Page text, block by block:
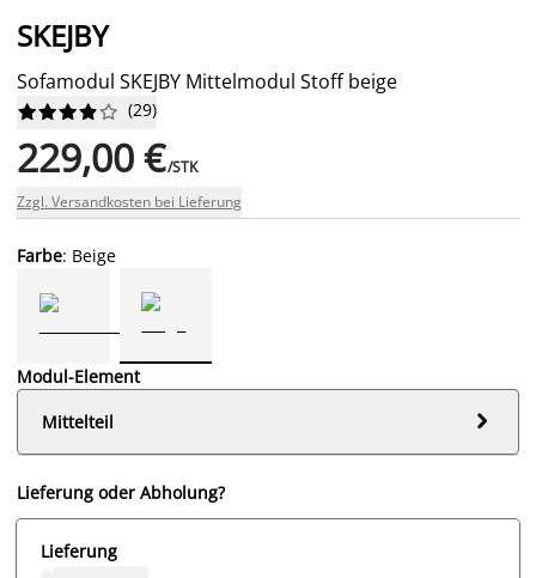
SKEJBY
Sofamodul SKEJBY Mittelmodul Stoff beige





 (29)
229,00 €/STK
Zzgl. Versandkosten bei Lieferung
Farbe: Beige
Modul-Element
Mittelteil

Lieferung oder Abholung?
Lieferung